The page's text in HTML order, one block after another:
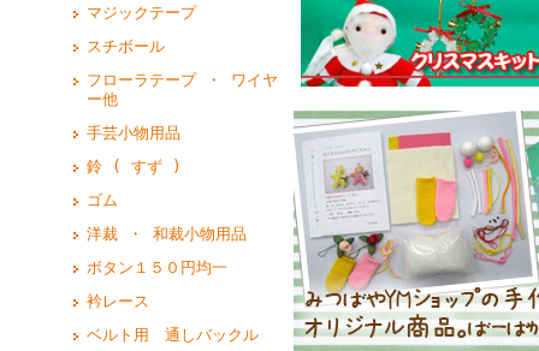
マジックテープ
スチボール
フローラテープ ・ ワイヤ
ー他
手芸小物用品
鈴 ( すず )
ゴム
洋裁 ・ 和裁小物用品
ボタン１５０円均一
衿レース
ベルト用 通しバックル